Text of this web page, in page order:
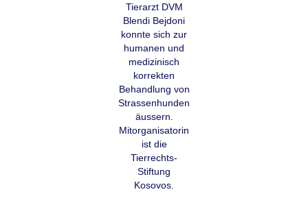
Tierarzt DVM
Blendi Bejdoni
konnte sich zur
humanen und
medizinisch
korrekten
Behandlung von
Strassenhunden
äussern.
Mitorganisatorin
ist die
Tierrechts-
Stiftung
Kosovos.